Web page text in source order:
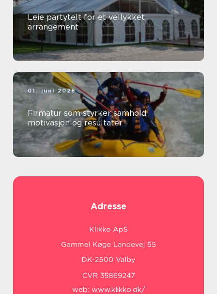
Leie partytelt for et vellykket
arrangement
01. juni 2026
Firmatur som styrker samhold,
motivasjon og resultater
Adresse
web: www.klikko.dk/